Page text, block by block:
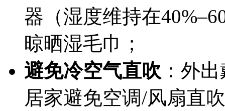
器（湿度维持在
晾晒湿毛巾；
避免冷空气直吹 ：外
居家避免空调/风扇直